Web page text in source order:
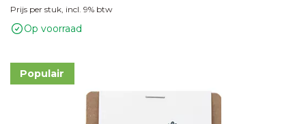
Prijs per stuk, incl. 9% btw
Op voorraad
Populair